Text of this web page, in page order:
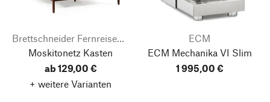
Moskitonetz Kasten
ab 129,00 €
+ weitere Varianten
ECM
ECM Mechanika VI Slim
1 995,00 €